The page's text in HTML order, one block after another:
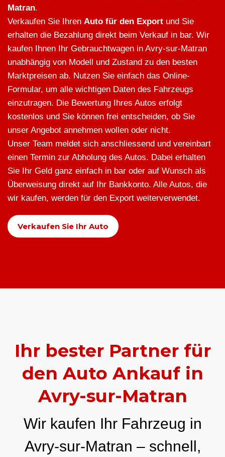
Matran.
Verkaufen Sie Ihren Auto für den Export und Sie
erhalten die Bezahlung direkt beim Verkauf in bar. Wir
kaufen Ihnen Ihr Gebrauchtwagen in Avry-sur-Matran
unabhängig von Modell und Zustand zu den besten
Marktpreisen ab. Nutzen Sie einfach das Online-
Formular, um alle wichtigen Daten des Fahrzeugs
einzutragen. Die Bewertung Ihres Autos erfolgt
kostenlos und Sie können frei entscheiden, ob Sie
unser Angebot annehmen wollen oder nicht.
Unser Team meldet sich anschliessend und vereinbart
einen Termin zur Abholung des Autos. Dabei erhalten
Sie Ihr Geld ganz einfach in bar oder auf Wunsch als
Überweisung direkt auf Ihr Bankkonto. Alle Autos, die
wir kaufen, werden für den Export weiterverwendet.
Verkaufen Sie Ihr Auto
Ihr bester Partner für
den Auto Ankauf in
Avry-sur-Matran
Wir kaufen Ihr Fahrzeug in
Avry-sur-Matran – schnell,